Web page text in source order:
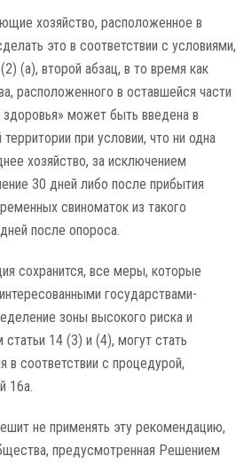
хозяйство, расположенное в
это в соответствии с условиями,
(а), второй абзац, в то время как
расположенного в оставшейся части
может быть введена в
при условии, что ни одна
хозяйство, за исключением
30 дней либо после прибытия
свиноматок из такого
после опороса.
сохранится, все меры, которые
государствами-
зоны высокого риска и
14 (3) и (4), могут стать
соответствии с процедурой,
16а.
не применять эту рекомендацию,
предусмотренная Решением